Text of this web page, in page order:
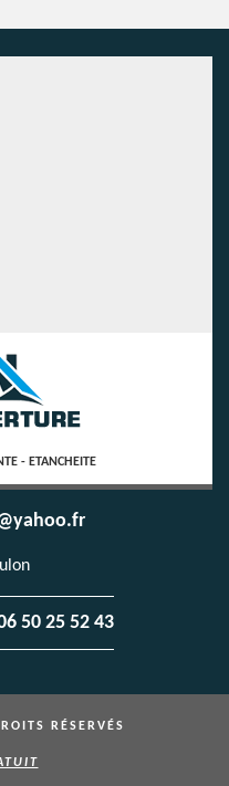
- ETANCHEITE
50 25 52 43
RÉSERVÉS